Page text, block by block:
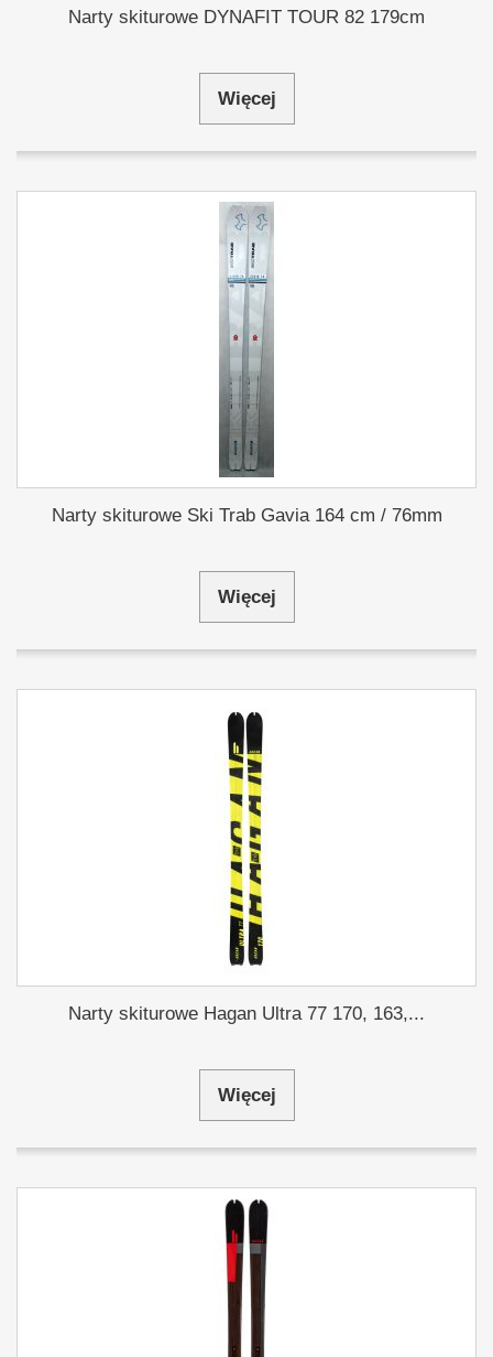
Narty skiturowe DYNAFIT TOUR 82 179cm
Więcej
Narty skiturowe Ski Trab Gavia 164 cm / 76mm
Więcej
Narty skiturowe Hagan Ultra 77 170, 163,...
Więcej